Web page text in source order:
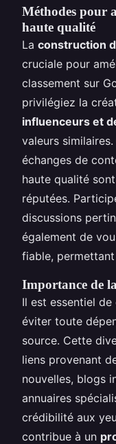
Méthodes pour
haute qualité
La construction
cruciale pour
classement sur
privilégiez la
influenceurs et
valeurs
échanges de
haute qualité
réputées.
discussions
également de
fiable,
Importance de
Il est essentiel
éviter toute
source. Cette
liens provenant
nouvelles, blogs
annuaires
crédibilité aux
contribue à un